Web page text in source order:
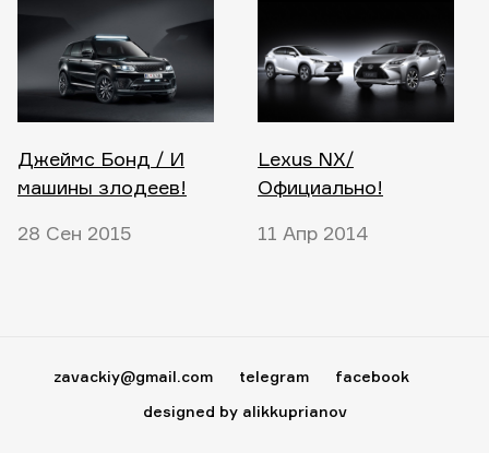
Джеймс Бонд / И
машины злодеев!
28 Сен 2015
Lexus NX/
Официально!
11 Апр 2014
zavackiy@gmail.com telegram
facebook
designed by alikkuprianov